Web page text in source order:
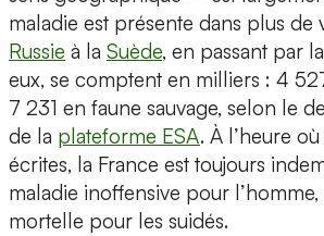
maladie est présente dans plus de
Russie à la Suède, en passant par
eux, se comptent en milliers : 4
7 231 en faune sauvage, selon le
de la plateforme ESA. À l’heure
écrites, la France est toujours
maladie inoffensive pour
mortelle pour les suidés.